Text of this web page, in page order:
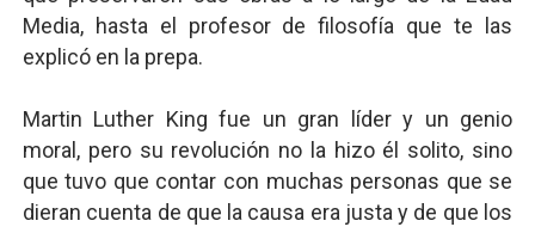
Media, hasta el profesor de filosofía que te las
explicó en la prepa.
Martin Luther King fue un gran líder y un genio
moral, pero su revolución no la hizo él solito, sino
que tuvo que contar con muchas personas que se
dieran cuenta de que la causa era justa y de que los